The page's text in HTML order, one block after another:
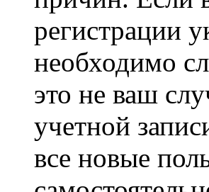
регистрации
необходимо
это не ваш
учетной
все новые